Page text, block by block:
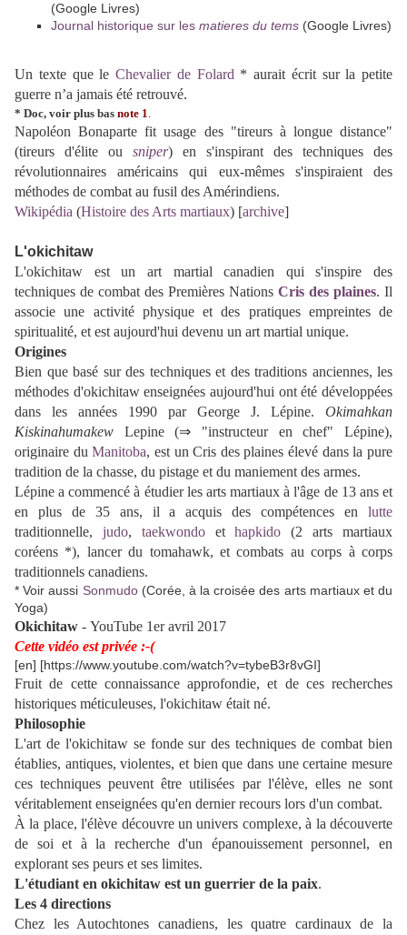
(Google Livres)
Journal historique sur les matieres du tems (Google Livres)
Un texte que le Chevalier de Folard * aurait écrit sur la petite
guerre n’a jamais été retrouvé.
* Doc, voir plus bas note 1.
Napoléon Bonaparte fit usage des "tireurs à longue distance"
(tireurs d'élite ou sniper) en s'inspirant des techniques des
révolutionnaires américains qui eux-mêmes s'inspiraient des
méthodes de combat au fusil des Amérindiens.
Wikipédia (Histoire des Arts martiaux) [archive]
L'okichitaw
L'okichitaw est un art martial canadien qui s'inspire des
techniques de combat des Premières Nations Cris des plaines. Il
associe une activité physique et des pratiques empreintes de
spiritualité, et est aujourd'hui devenu un art martial unique.
Origines
Bien que basé sur des techniques et des traditions anciennes, les
méthodes d'okichitaw enseignées aujourd'hui ont été développées
dans les années 1990 par George J. Lépine. Okimahkan
Kiskinahumakew Lepine (⇒ "instructeur en chef" Lépine),
originaire duManitoba, est un Cris des plaines élevé dans la pure
tradition de la chasse, du pistage et du maniement des armes.
Lépine a commencé à étudier les arts martiaux à l'âge de 13 ans et
en plus de 35 ans, il a acquis des compétences en lutte
traditionnelle, judo, taekwondoethapkido (2 arts martiaux
coréens *), lancer du tomahawk, et combats au corps à corps
traditionnels canadiens.
* Voir aussi Sonmudo(Corée, à la croisée des arts martiaux et du
Yoga)
Okichitaw - YouTube 1er avril 2017
Cette vidéo est privée :-(
[en] [https://www.youtube.com/watch?v=tybeB3r8vGI]
Fruit de cette connaissance approfondie, et de ces recherches
historiques méticuleuses, l'okichitaw était né.
Philosophie
L'art de l'okichitaw se fonde sur des techniques de combat bien
établies, antiques, violentes, et bien que dans une certaine mesure
ces techniques peuvent être utilisées par l'élève, elles ne sont
véritablement enseignées qu'en dernier recours lors d'un combat.
À la place, l'élève découvre un univers complexe, à la découverte
de soi et à la recherche d'un épanouissement personnel, en
explorant ses peurs et ses limites.
L'étudiant en okichitaw est un guerrier de la paix.
Les 4 directions
Chez les Autochtones canadiens, les quatre cardinaux de la